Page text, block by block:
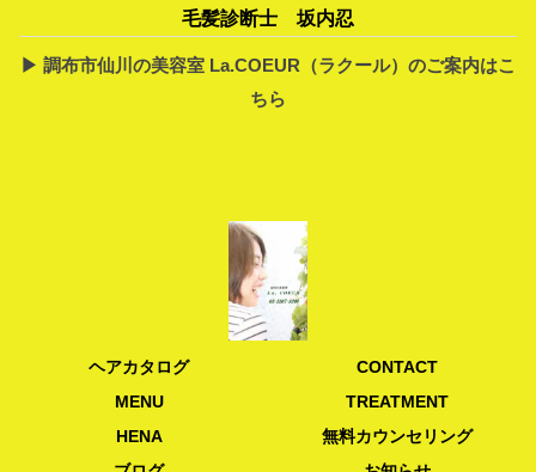
毛髪診断士 坂内忍
▶︎ 調布市仙川の美容室 La.COEUR（ラクール）のご案内はこ
ちら
ヘアカタログ
CONTACT
MENU
TREATMENT
HENA
無料カウンセリング